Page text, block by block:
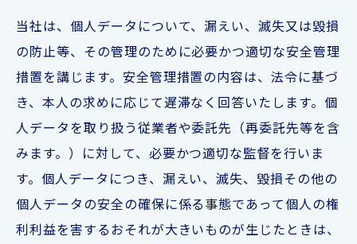
当社は、個人データについて、漏えい、滅失又は毀損
の防止等、その管理のために必要かつ適切な安全管理
措置を講じます。安全管理措置の内容は、法令に基づ
き、本人の求めに応じて遅滞なく回答いたします。個
人データを取り扱う従業者や委託先（再委託先等を含
みます。）に対して、必要かつ適切な監督を行いま
す。個人データにつき、漏えい、滅失、毀損その他の
個人データの安全の確保に係る事態であって個人の権
利利益を害するおそれが大きいものが生じたときは、